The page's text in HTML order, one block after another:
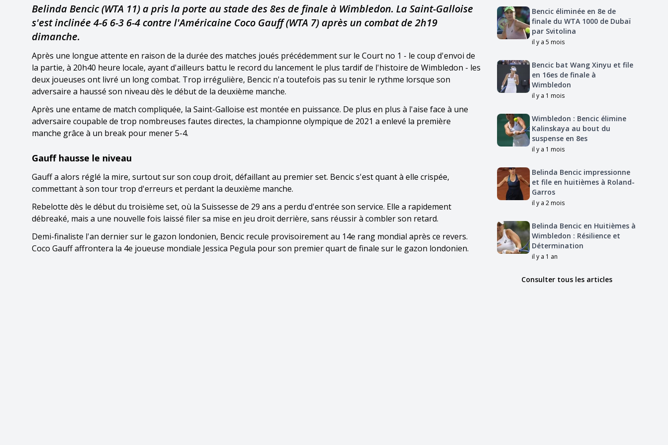
Belinda Bencic (WTA 11) a pris la porte au stade des 8es de finale à Wimbledon. La Saint-Galloise
s'est inclinée 4-6 6-3 6-4 contre l'Américaine Coco Gauff (WTA 7) après un combat de 2h19
dimanche.
Après une longue attente en raison de la durée des matches joués précédemment sur le Court no 1 - le coup d'envoi de
la partie, à 20h40 heure locale, ayant d'ailleurs battu le record du lancement le plus tardif de l'histoire de Wimbledon - les
deux joueuses ont livré un long combat. Trop irrégulière, Bencic n'a toutefois pas su tenir le rythme lorsque son
adversaire a haussé son niveau dès le début de la deuxième manche.
Après une entame de match compliquée, la Saint-Galloise est montée en puissance. De plus en plus à l'aise face à une
adversaire coupable de trop nombreuses fautes directes, la championne olympique de 2021 a enlevé la première
manche grâce à un break pour mener 5-4.
Gauff hausse le niveau
Gauff a alors réglé la mire, surtout sur son coup droit, défaillant au premier set. Bencic s'est quant à elle crispée,
commettant à son tour trop d'erreurs et perdant la deuxième manche.
Rebelotte dès le début du troisième set, où la Suissesse de 29 ans a perdu d'entrée son service. Elle a rapidement
débreaké, mais a une nouvelle fois laissé filer sa mise en jeu droit derrière, sans réussir à combler son retard.
Demi-finaliste l'an dernier sur le gazon londonien, Bencic recule provisoirement au 14e rang mondial après ce revers.
Coco Gauff affrontera la 4e joueuse mondiale Jessica Pegula pour son premier quart de finale sur le gazon londonien.
Bencic éliminée en 8e de
finale du WTA 1000 de Dubaï
par Svitolina
il y a 5 mois
Bencic bat Wang Xinyu et file
en 16es de finale à
Wimbledon
il y a 1 mois
Wimbledon : Bencic élimine
Kalinskaya au bout du
suspense en 8es
il y a 1 mois
Belinda Bencic impressionne
et file en huitièmes à Roland-
Garros
il y a 2 mois
Belinda Bencic en Huitièmes à
Wimbledon : Résilience et
Détermination
il y a 1 an
Consulter tous les articles